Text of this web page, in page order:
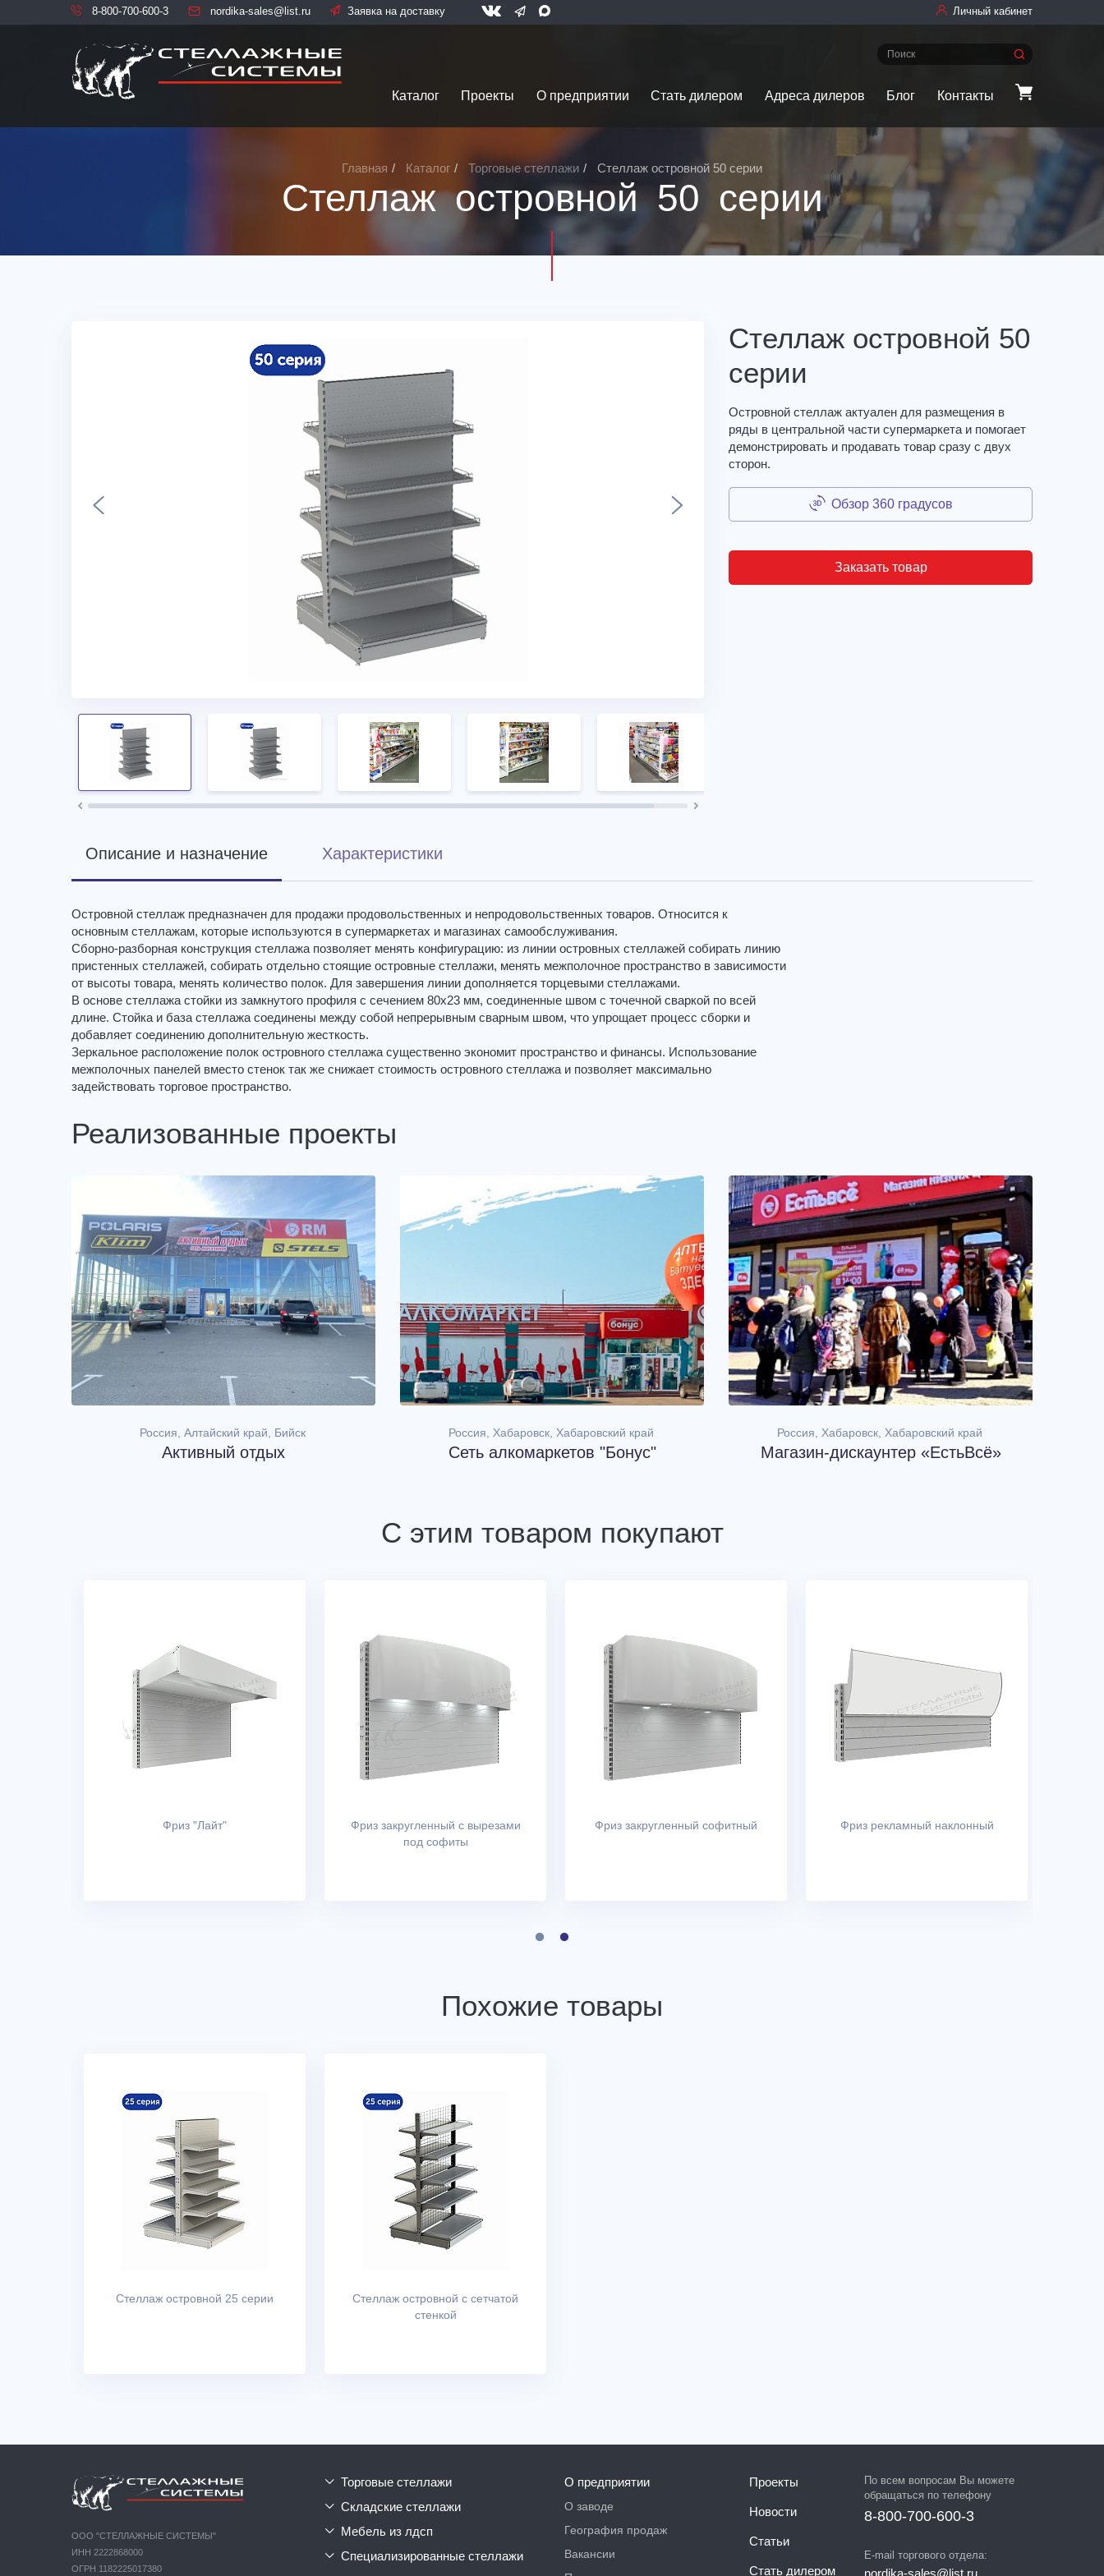
8-800-700-600-3 nordika-sales@list.ru Заявка на доставку Личный кабинет
Каталог Проекты О предприятии Стать дилером Адреса дилеров Блог Контакты
Главная Каталог Торговые стеллажи Стеллаж островной 50 серии
Стеллаж островной 50 серии
Стеллаж островной 50
серии
Островной стеллаж актуален для размещения в
ряды в центральной части супермаркета и помогает
демонстрировать и продавать товар сразу с двух
сторон.
Обзор 360 градусов
Заказать товар
Описание и назначение Характеристики
Островной стеллаж предназначен для продажи продовольственных и непродовольственных товаров. Относится к
основным стеллажам, которые используются в супермаркетах и магазинах самообслуживания.
Сборно-разборная конструкция стеллажа позволяет менять конфигурацию: из линии островных стеллажей собирать линию
пристенных стеллажей, собирать отдельно стоящие островные стеллажи, менять межполочное пространство в зависимости
от высоты товара, менять количество полок. Для завершения линии дополняется торцевыми стеллажами.
В основе стеллажа стойки из замкнутого профиля с сечением 80х23 мм, соединенные швом с точечной сваркой по всей
длине. Стойка и база стеллажа соединены между собой непрерывным сварным швом, что упрощает процесс сборки и
добавляет соединению дополнительную жесткость.
Зеркальное расположение полок островного стеллажа существенно экономит пространство и финансы. Использование
межполочных панелей вместо стенок так же снижает стоимость островного стеллажа и позволяет максимально
задействовать торговое пространство.
Реализованные проекты
Россия, Алтайский край, Бийск
Активный отдых
Россия, Хабаровск, Хабаровский край
Сеть алкомаркетов "Бонус"
Россия, Хабаровск, Хабаровский край
Магазин-дискаунтер «ЕстьВсё»
С этим товаром покупают
Фриз "Лайт"
Фриз закругленный с вырезами
под софиты
Фриз закругленный софитный Фриз рекламный наклонный
Похожие товары
Стеллаж островной 25 серии
Стеллаж островной с сетчатой
стенкой
ООО "СТЕЛЛАЖНЫЕ СИСТЕМЫ"
ИНН 2222868000
ОГРН 1182225017380
торговые стеллажи
складские стеллажи
мебель из лдсп
специализированные стеллажи
О предприятии
О заводе
География продаж
Вакансии
Проекты
Новости
Статьи
Стать дилером
По всем вопросам Вы можете
обращаться по телефону
8-800-700-600-3
E-mail торгового отдела: